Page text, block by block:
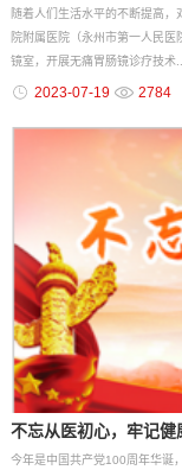
随着人们生活水平的不断提高
院附属医院（永州市第一人民
镜室，开展无痛胃肠镜诊疗技术...
2023-07-19 2784
不忘从医初心，牢记健
今年是中国共产党100周年华诞